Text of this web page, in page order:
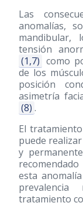
Las
anomalías,
mandibular,
tensión
(1,7) como
de los
posición
asimetría
(8) .
El
puede
y
esta
tratamiento